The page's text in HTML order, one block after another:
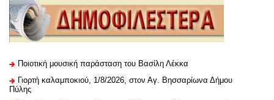
Ποιοτική μουσική παράσταση του Βασίλη Λέκκα
Γιορτή καλαμποκιού, 1/8/2026, στον Αγ. Βησσαρίωνα Δήμου
Πύλης